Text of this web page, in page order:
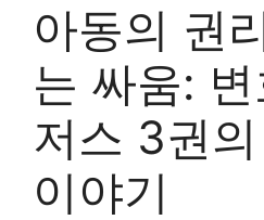
아동의 권
는 싸움:
저스 3권
이야기